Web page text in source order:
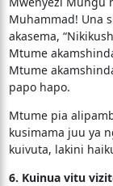
Muhammad! Una
akasema,
Mtume
Mtume
papo hapo.
Mtume pia
kusimama juu ya
kuivuta, lakini
6. Kuinua vitu